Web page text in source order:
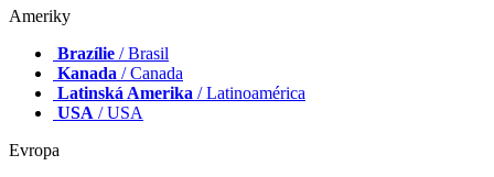
Ameriky
Brazílie / Brasil
Kanada / Canada
Latinská Amerika / Latinoamérica
USA / USA
Evropa